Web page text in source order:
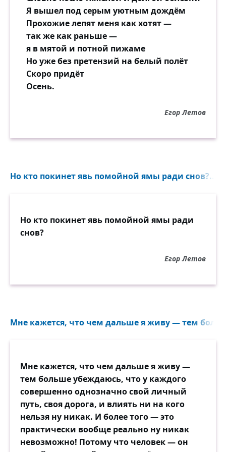
Я вышел под серым уютным дождём
Прохожие лепят меня как хотят —
так же как раньше —
я в мятой и потной пижаме
Но уже без претензий на белый полёт
Скоро придёт
Осень.
Егор Летов
Но кто покинет явь помойной ямы ради снов?..
Но кто покинет явь помойной ямы ради
снов?
Егор Летов
Мне кажется, что чем дальше я живу — тем
Мне кажется, что чем дальше я живу —
тем больше убеждаюсь, что у каждого
совершенно однозначно свой личный
путь, своя дорога, и влиять ни на кого
нельзя ну никак. И более того — это
практически вообще реально ну никак
невозможно! Потому что человек — он